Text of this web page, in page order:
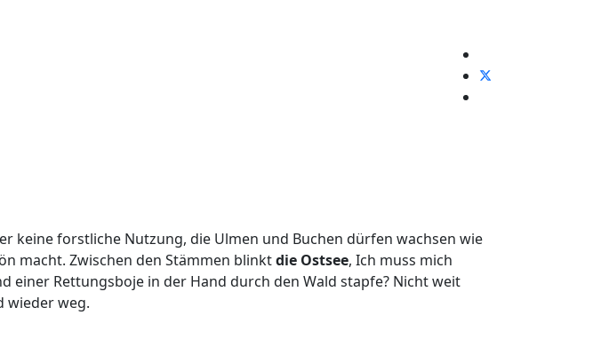
keine forstliche Nutzung, die Ulmen und Buchen dürfen wachsen wie
macht. Zwischen den Stämmen blinktdie Ostsee, Ich muss mich
einer Rettungsboje in der Hand durch den Wald stapfe? Nicht weit
wieder weg.